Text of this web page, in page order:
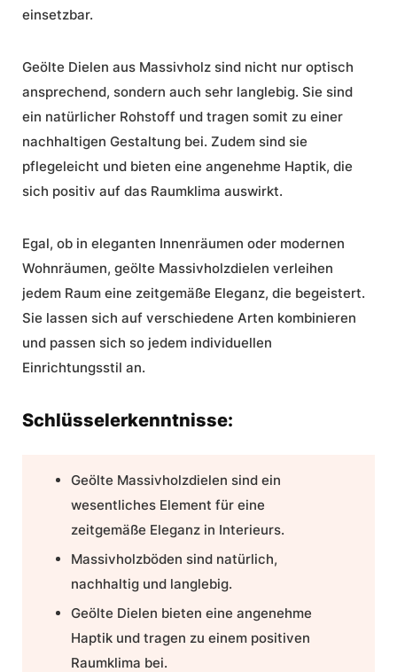
einsetzbar.
Geölte Dielen aus Massivholz sind nicht nur optisch
ansprechend, sondern auch sehr langlebig. Sie sind
ein natürlicher Rohstoff und tragen somit zu einer
nachhaltigen Gestaltung bei. Zudem sind sie
pflegeleicht und bieten eine angenehme Haptik, die
sich positiv auf das Raumklima auswirkt.
Egal, ob in eleganten Innenräumen oder modernen
Wohnräumen, geölte Massivholzdielen verleihen
jedem Raum eine zeitgemäße Eleganz, die begeistert.
Sie lassen sich auf verschiedene Arten kombinieren
und passen sich so jedem individuellen
Einrichtungsstil an.
Schlüsselerkenntnisse:
Geölte Massivholzdielen sind ein
wesentliches Element für eine
zeitgemäße Eleganz in Interieurs.
Massivholzböden sind natürlich,
nachhaltig und langlebig.
Geölte Dielen bieten eine angenehme
Haptik und tragen zu einem positiven
Raumklima bei.